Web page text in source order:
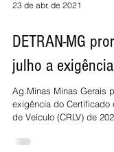
23 de abr. de 2021
DETRAN-MG
julho a exigência
Ag.Minas Minas Gerais